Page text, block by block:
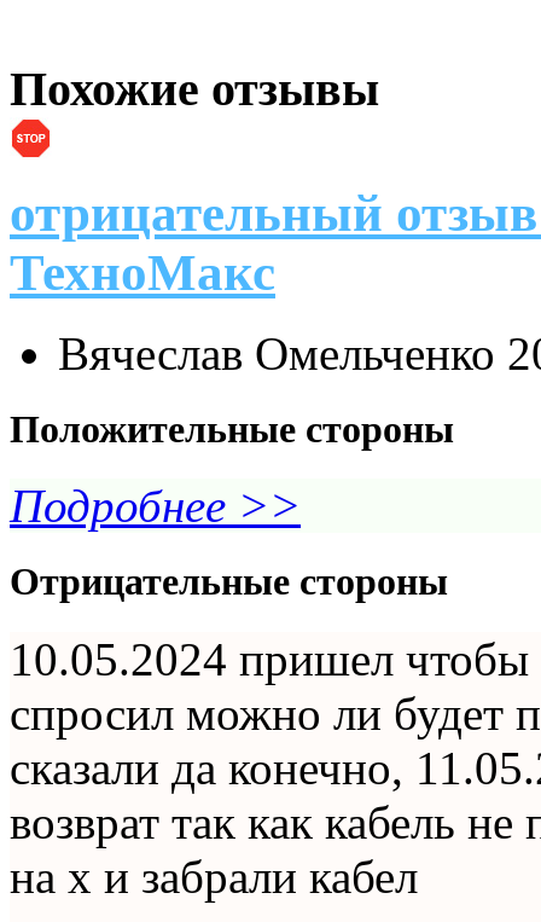
Похожие отзывы
отрицательный
ТехноМакс
Вячеслав Омельченко
Положительные стороны
Подробнее >>
Отрицательные стороны
10.05.2024 пришел чтобы
спросил можно ли будет
сказали да конечно,
возврат так как кабель
на х и забрали кабел